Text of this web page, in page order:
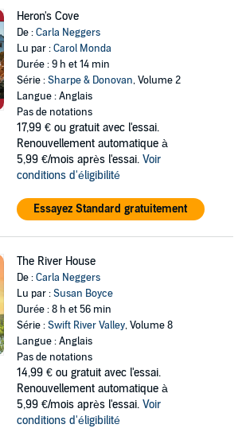
Heron's Cove
De :Carla Neggers
Lu par :Carol Monda
Durée : 9 h et 14 min
Série :Sharpe & Donovan, Volume 2
Langue : Anglais
Pas de notations
17,99 € ou gratuit avec l'essai.
Renouvellement automatique à
5,99 €/mois après l'essai. Voir
conditions d'éligibilité
Essayez Standard gratuitement
The River House
De :Carla Neggers
Lu par :Susan Boyce
Durée : 8 h et 56 min
Série :Swift River Valley, Volume 8
Langue : Anglais
Pas de notations
14,99 € ou gratuit avec l'essai.
Renouvellement automatique à
5,99 €/mois après l'essai. Voir
conditions d'éligibilité